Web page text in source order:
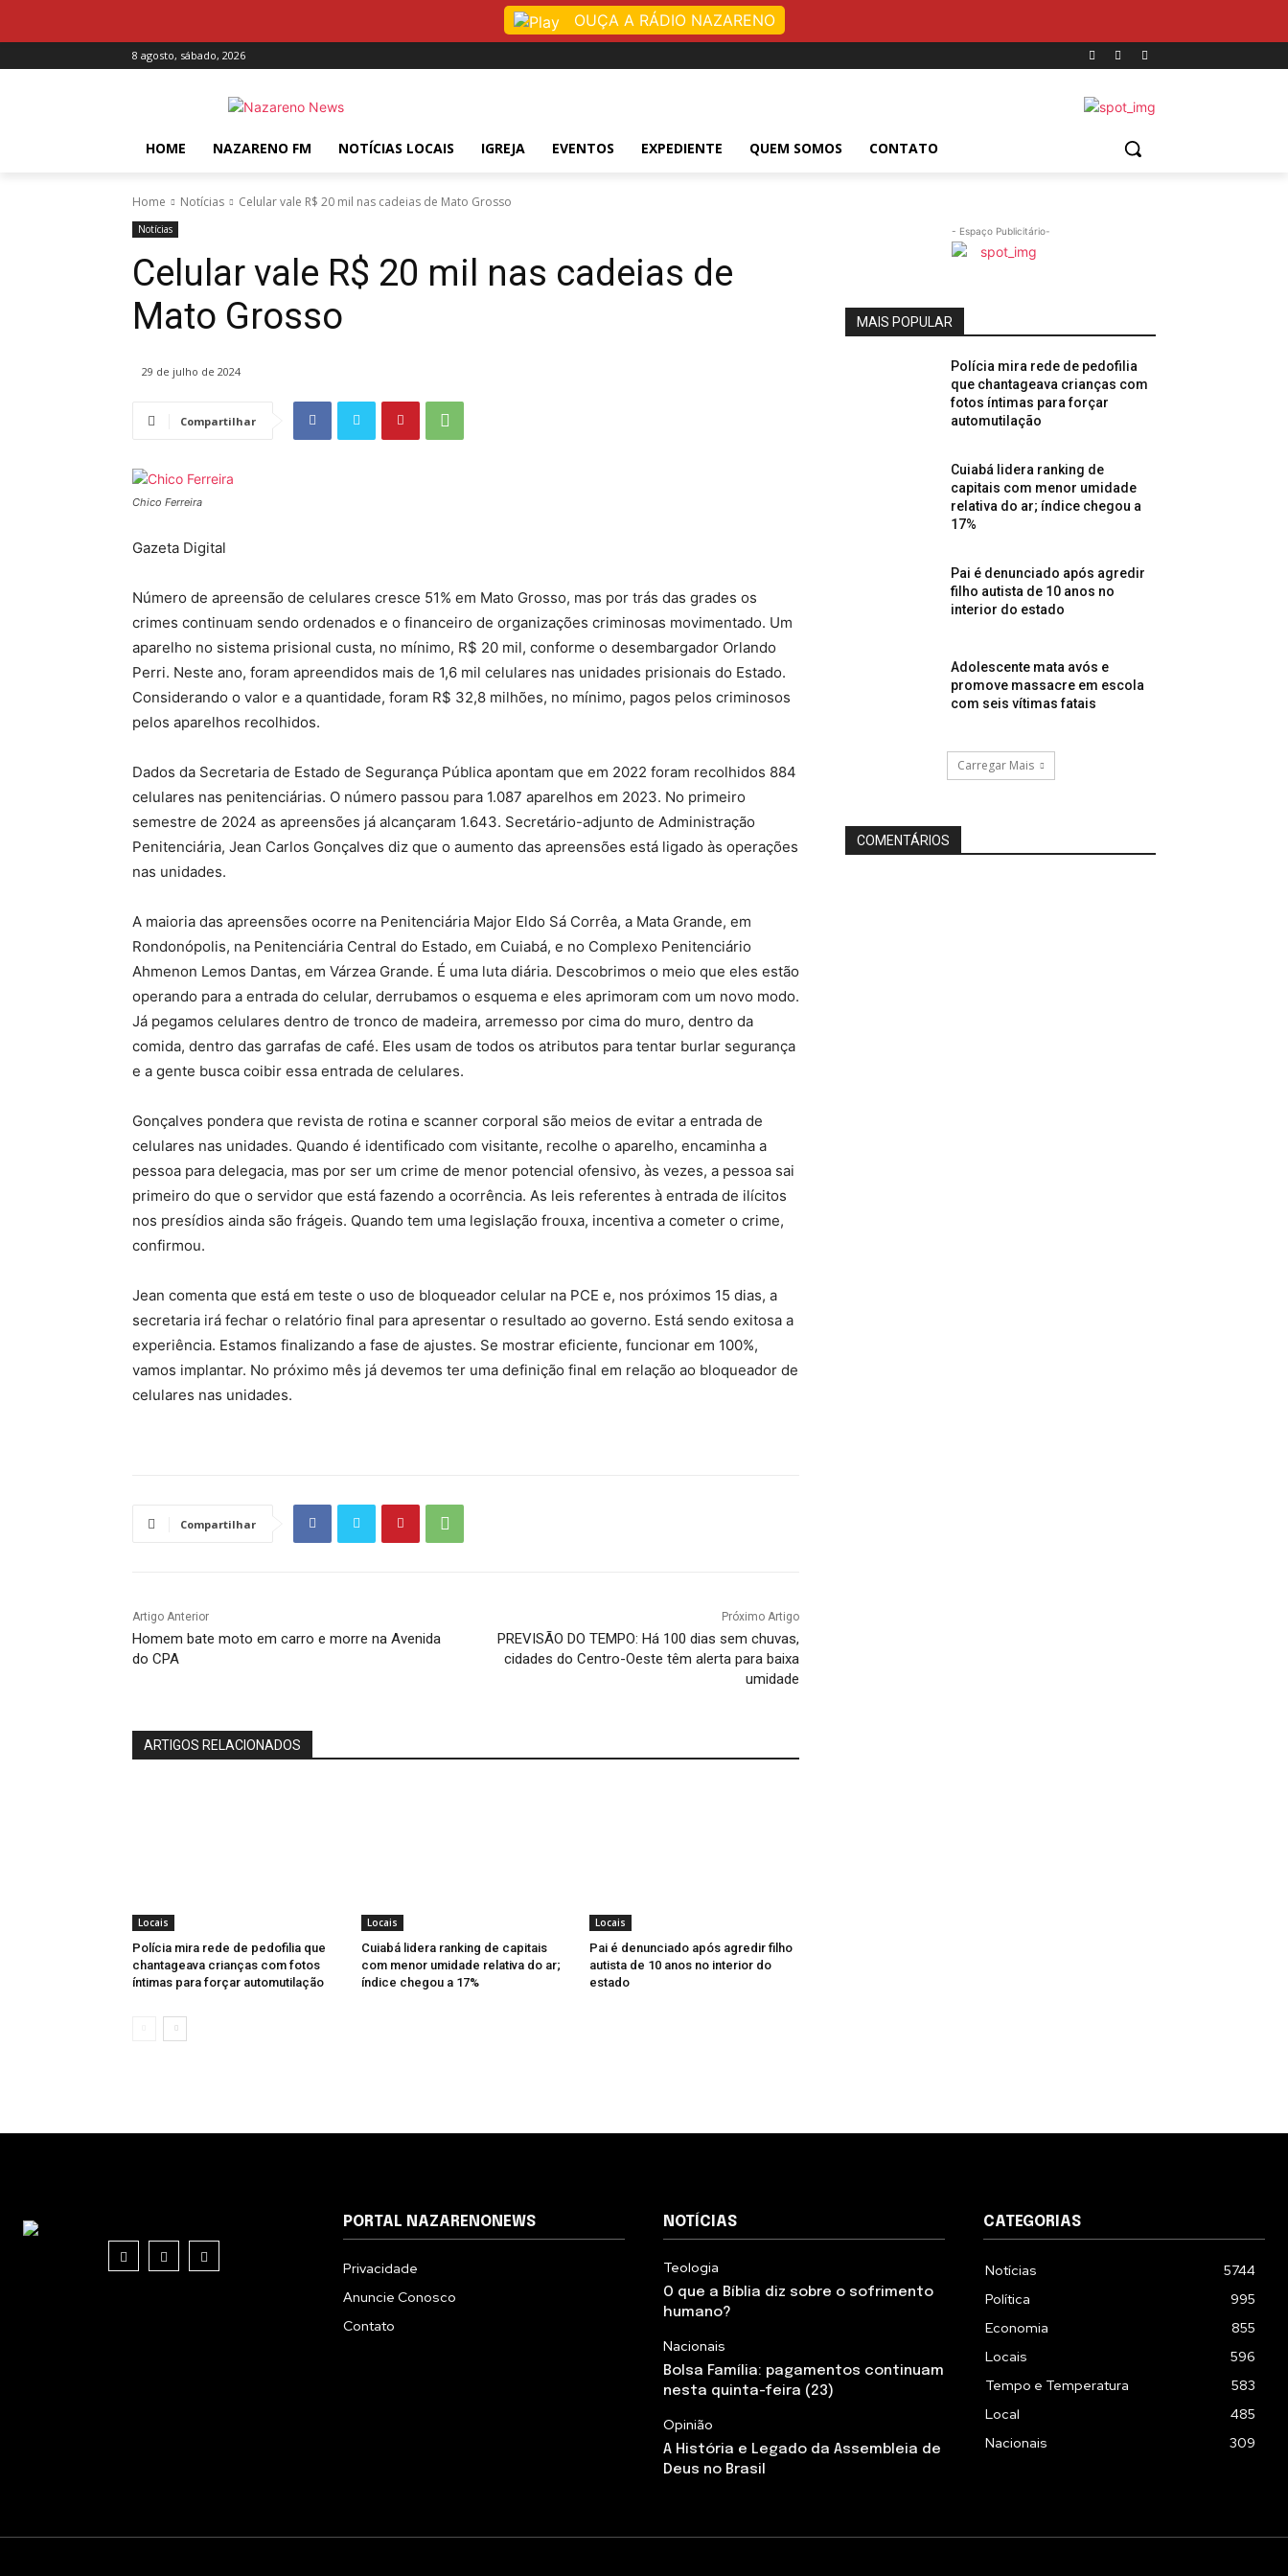
8 agosto, sábado, 2026
HOME NAZARENO FM NOTÍCIAS LOCAIS IGREJA EVENTOS EXPEDIENTE QUEM SOMOS CONTATO
Home Notícias Celular vale R$ 20 mil nas cadeias de Mato Grosso
Notícias
Celular vale R$ 20 mil nas cadeias de
Mato Grosso
29 de julho de 2024
Compartilhar
Chico Ferreira
Gazeta Digital
Número de apreensão de celulares cresce 51% em Mato Grosso, mas por trás das grades os
crimes continuam sendo ordenados e o financeiro de organizações criminosas movimentado. Um
aparelho no sistema prisional custa, no mínimo, R$ 20 mil, conforme o desembargador Orlando
Perri. Neste ano, foram apreendidos mais de 1,6 mil celulares nas unidades prisionais do Estado.
Considerando o valor e a quantidade, foram R$ 32,8 milhões, no mínimo, pagos pelos criminosos
pelos aparelhos recolhidos.
Dados da Secretaria de Estado de Segurança Pública apontam que em 2022 foram recolhidos 884
celulares nas penitenciárias. O número passou para 1.087 aparelhos em 2023. No primeiro
semestre de 2024 as apreensões já alcançaram 1.643. Secretário-adjunto de Administração
Penitenciária, Jean Carlos Gonçalves diz que o aumento das apreensões está ligado às operações
nas unidades.
A maioria das apreensões ocorre na Penitenciária Major Eldo Sá Corrêa, a Mata Grande, em
Rondonópolis, na Penitenciária Central do Estado, em Cuiabá, e no Complexo Penitenciário
Ahmenon Lemos Dantas, em Várzea Grande. É uma luta diária. Descobrimos o meio que eles estão
operando para a entrada do celular, derrubamos o esquema e eles aprimoram com um novo modo.
Já pegamos celulares dentro de tronco de madeira, arremesso por cima do muro, dentro da
comida, dentro das garrafas de café. Eles usam de todos os atributos para tentar burlar segurança
e a gente busca coibir essa entrada de celulares.
Gonçalves pondera que revista de rotina e scanner corporal são meios de evitar a entrada de
celulares nas unidades. Quando é identificado com visitante, recolhe o aparelho, encaminha a
pessoa para delegacia, mas por ser um crime de menor potencial ofensivo, às vezes, a pessoa sai
primeiro do que o servidor que está fazendo a ocorrência. As leis referentes à entrada de ilícitos
nos presídios ainda são frágeis. Quando tem uma legislação frouxa, incentiva a cometer o crime,
confirmou.
Jean comenta que está em teste o uso de bloqueador celular na PCE e, nos próximos 15 dias, a
secretaria irá fechar o relatório final para apresentar o resultado ao governo. Está sendo exitosa a
experiência. Estamos finalizando a fase de ajustes. Se mostrar eficiente, funcionar em 100%,
vamos implantar. No próximo mês já devemos ter uma definição final em relação ao bloqueador de
celulares nas unidades.
Compartilhar
Artigo Anterior
Homem bate moto em carro e morre na Avenida
do CPA
Próximo Artigo
PREVISÃO DO TEMPO: Há 100 dias sem chuvas,
cidades do Centro-Oeste têm alerta para baixa
umidade
ARTIGOS RELACIONADOS
Locais
Polícia mira rede de pedofilia que
chantageava crianças com fotos
íntimas para forçar automutilação
Locais
Cuiabá lidera ranking de capitais
com menor umidade relativa do ar;
índice chegou a 17%
Locais
Pai é denunciado após agredir filho
autista de 10 anos no interior do
estado
- Espaço Publicitário-
MAIS POPULAR
Polícia mira rede de pedofilia
que chantageava crianças com
fotos íntimas para forçar
automutilação
Cuiabá lidera ranking de
capitais com menor umidade
relativa do ar; índice chegou a
17%
Pai é denunciado após agredir
filho autista de 10 anos no
interior do estado
Adolescente mata avós e
promove massacre em escola
com seis vítimas fatais
Carregar Mais
COMENTÁRIOS
PORTAL NAZARENONEWS
Privacidade
Anuncie Conosco
Contato
NOTÍCIAS
Teologia
O que a Bíblia diz sobre o sofrimento
humano?
Nacionais
Bolsa Família: pagamentos continuam
nesta quinta-feira (23)
Opinião
A História e Legado da Assembleia de
Deus no Brasil
CATEGORIAS
Notícias
5744
Política
995
Economia
855
Locais
596
Tempo e Temperatura
583
Local
485
Nacionais
309
OUÇA A RÁDIO NAZARENO